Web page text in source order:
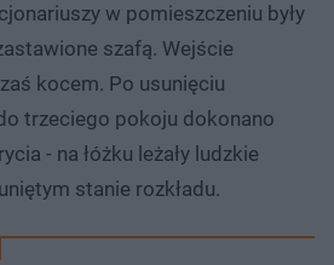
w pomieszczeniu były
szafą. Wejście
kocem. Po usunięciu
trzeciego pokoju dokonano
- na łóżku leżały ludzkie
stanie rozkładu.